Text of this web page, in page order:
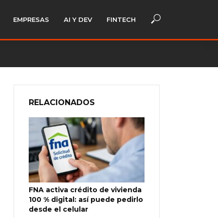
EMPRESAS AI Y DEV FINTECH
RELACIONADOS
FNA activa crédito de vivienda
100 % digital: así puede pedirlo
desde el celular